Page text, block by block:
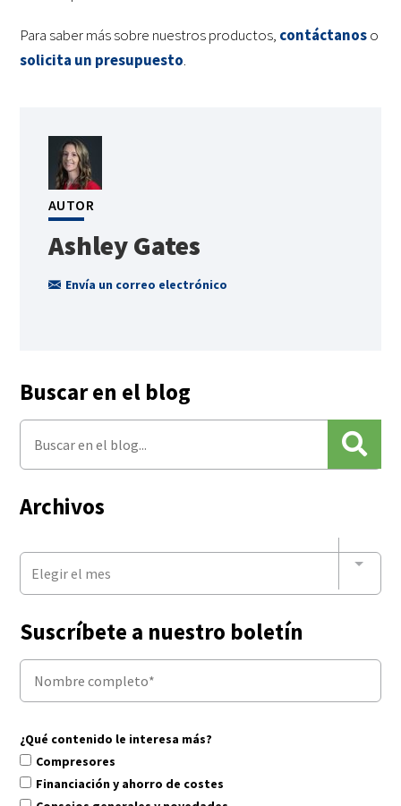
Para saber más sobre nuestros productos, contáctanoso
solicita un presupuesto.
AUTOR
Ashley Gates
Envía un correo electrónico
Buscar en el blog
Archivos
Elegir el mes
Suscríbete a nuestro boletín
¿Qué contenido le interesa más?
Compresores
Financiación y ahorro de costes